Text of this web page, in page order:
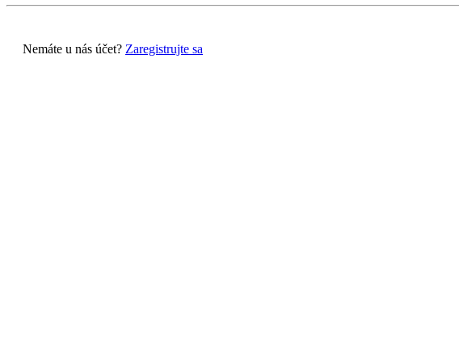
Nemáte u nás účet? Zaregistrujte sa